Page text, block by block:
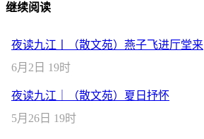
继续阅读
夜读九江丨（散文苑）燕子飞进厅堂来
6月2日 19时
夜读九江｜（散文苑）夏日抒怀
5月26日 19时